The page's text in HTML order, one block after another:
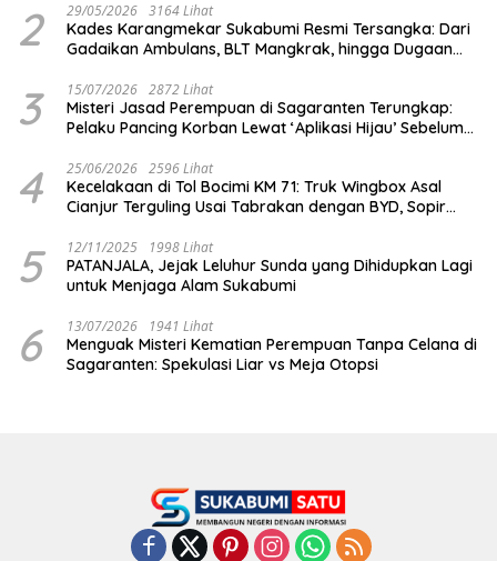
2 29/05/2026 3164 Lihat
Kades Karangmekar Sukabumi Resmi Tersangka: Dari
Gadaikan Ambulans, BLT Mangkrak, hingga Dugaan
3 15/07/2026 2872 Lihat
Misteri Jasad Perempuan di Sagaranten Terungkap:
Pelaku Pancing Korban Lewat ‘Aplikasi Hijau’ Sebelum
4 25/06/2026 2596 Lihat
Kecelakaan di Tol Bocimi KM 71: Truk Wingbox Asal
Cianjur Terguling Usai Tabrakan dengan BYD, Sopir
5 12/11/2025 1998 Lihat
PATANJALA, Jejak Leluhur Sunda yang Dihidupkan Lagi
untuk Menjaga Alam Sukabumi
6 13/07/2026 1941 Lihat
Menguak Misteri Kematian Perempuan Tanpa Celana di
Sagaranten: Spekulasi Liar vs Meja Otopsi